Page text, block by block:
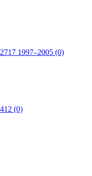
1997–2005 (0)
(0)